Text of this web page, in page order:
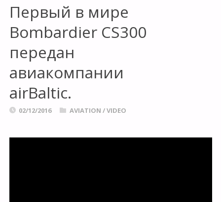
Первый в мире
Bombardier CS300
передан
авиакомпании
airBaltic.
02/12/2016 AVIATION /VIDEO